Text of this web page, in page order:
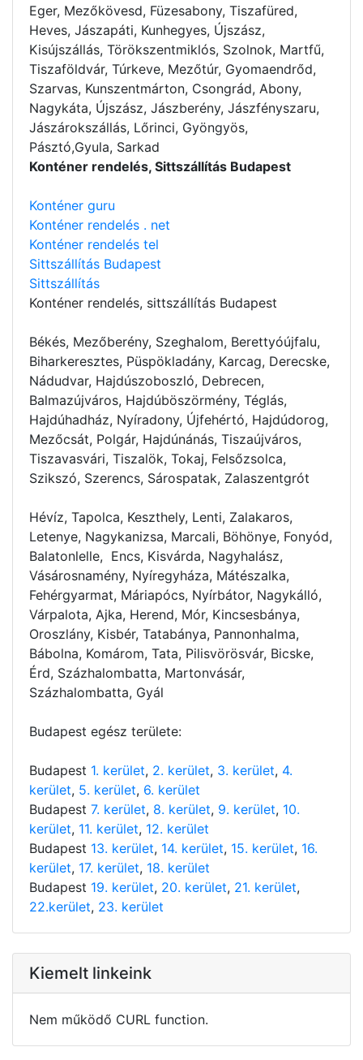
Eger, Mezőkövesd, Füzesabony, Tiszafüred,
Heves, Jászapáti, Kunhegyes, Újszász,
Kisújszállás, Törökszentmiklós, Szolnok, Martfű,
Tiszaföldvár, Túrkeve, Mezőtúr, Gyomaendrőd,
Szarvas, Kunszentmárton, Csongrád, Abony,
Nagykáta, Újszász, Jászberény, Jászfényszaru,
Jászárokszállás, Lőrinci, Gyöngyös,
Pásztó,Gyula, Sarkad
Konténer rendelés, Sittszállítás Budapest
Konténer guru
Konténer rendelés . net
Konténer rendelés tel
Sittszállítás Budapest
Sittszállítás
Konténer rendelés, sittszállítás Budapest
Békés, Mezőberény, Szeghalom, Berettyóújfalu,
Biharkeresztes, Püspökladány, Karcag, Derecske,
Nádudvar, Hajdúszoboszló, Debrecen,
Balmazújváros, Hajdúböszörmény, Téglás,
Hajdúhadház, Nyíradony, Újfehértó, Hajdúdorog,
Mezőcsát, Polgár, Hajdúnánás, Tiszaújváros,
Tiszavasvári, Tiszalök, Tokaj, Felsőzsolca,
Szikszó, Szerencs, Sárospatak, Zalaszentgrót
Hévíz, Tapolca, Keszthely, Lenti, Zalakaros,
Letenye, Nagykanizsa, Marcali, Böhönye, Fonyód,
Balatonlelle, Encs, Kisvárda, Nagyhalász,
Vásárosnamény, Nyíregyháza, Mátészalka,
Fehérgyarmat, Máriapócs, Nyírbátor, Nagykálló,
Várpalota, Ajka, Herend, Mór, Kincsesbánya,
Oroszlány, Kisbér, Tatabánya, Pannonhalma,
Bábolna, Komárom, Tata, Pilisvörösvár, Bicske,
Érd, Százhalombatta, Martonvásár,
Százhalombatta, Gyál
Budapest egész területe:
Budapest 1. kerület, 2. kerület, 3. kerület, 4.
kerület, 5. kerület, 6. kerület
Budapest 7. kerület, 8. kerület, 9. kerület, 10.
kerület, 11. kerület, 12. kerület
Budapest 13. kerület, 14. kerület, 15. kerület, 16.
kerület, 17. kerület, 18. kerület
Budapest 19. kerület, 20. kerület, 21. kerület,
22.kerület, 23. kerület
Kiemelt linkeink
Nem működő CURL function.